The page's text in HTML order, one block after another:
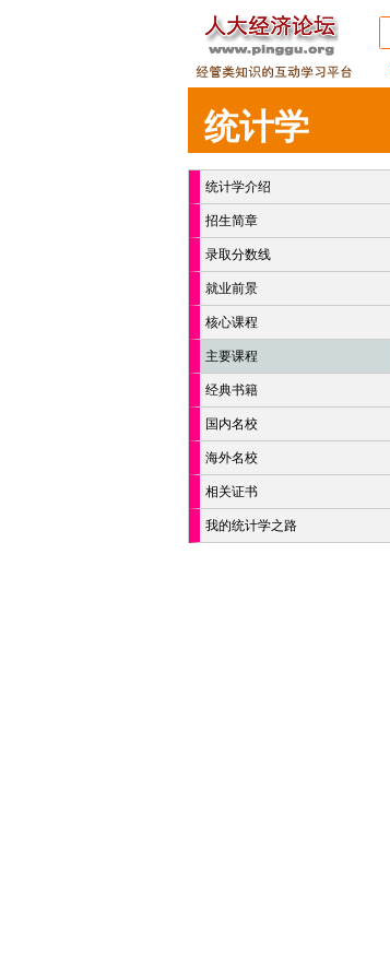
统计学
统计学介绍
招生简章
录取分数线
就业前景
核心课程
主要课程
经典书籍
国内名校
海外名校
相关证书
我的统计学之路